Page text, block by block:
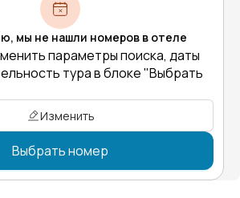
мы не нашли номеров в отеле
параметры поиска, даты
тура в блоке "Выбрать
Изменить
Выбрать номер